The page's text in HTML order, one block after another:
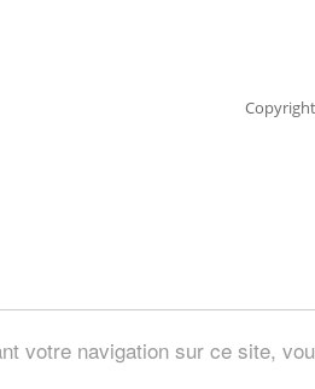
votre navigation sur ce site,
Copyright